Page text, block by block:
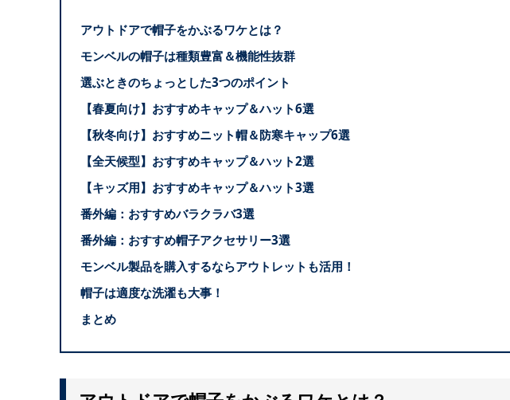
アウトドアで帽子をかぶるワケとは？
モンベルの帽子は種類豊富＆機能性抜群
選ぶときのちょっとした3つのポイント
【春夏向け】おすすめキャップ＆ハット6選
【秋冬向け】おすすめニット帽＆防寒キャップ6選
【全天候型】おすすめキャップ＆ハット2選
【キッズ用】おすすめキャップ＆ハット3選
番外編：おすすめバラクラバ3選
番外編：おすすめ帽子アクセサリー3選
モンベル製品を購入するならアウトレットも活用！
帽子は適度な洗濯も大事！
まとめ